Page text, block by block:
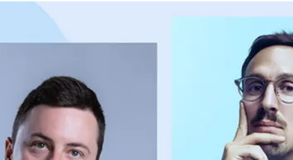
Giron des Musiques du Pied
du Brassus propose un
suisses pour lancer le week-end